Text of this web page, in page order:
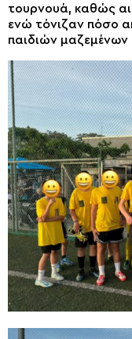
τουρνουά, καθώς
ενώ τόνιζαν πόσο
παιδιών μαζεμένων